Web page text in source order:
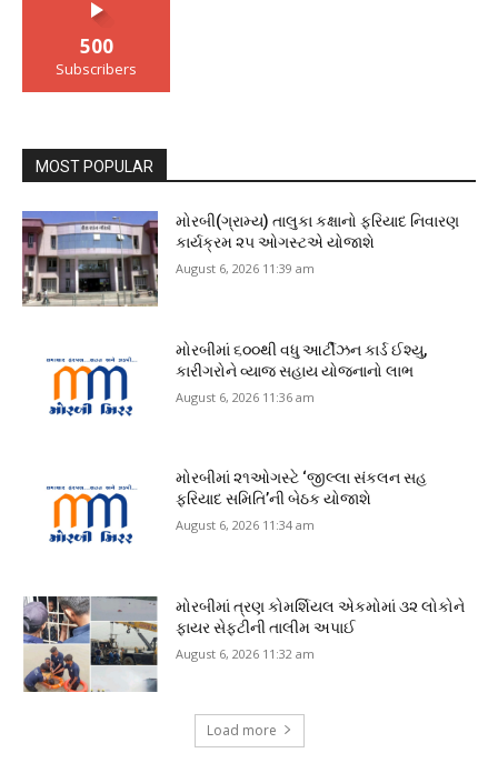
500
Subscribers
MOST POPULAR
મોરબી(ગ્રામ્ય) તાલુકા કક્ષાનો ફરિયાદ નિવારણ
કાર્યક્રમ ૨૫ ઓગસ્ટએ યોજાશે
August 6, 2026 11:39 am
મોરબીમાં ૬૦૦થી વધુ આર્ટીઝન કાર્ડ ઈશ્યુ,
કારીગરોને વ્યાજ સહાય યોજનાનો લાભ
August 6, 2026 11:36 am
મોરબીમાં ૨૧ઓગસ્ટે ‘જીલ્લા સંકલન સહ
ફરિયાદ સમિતિ’ની બેઠક યોજાશે
August 6, 2026 11:34 am
મોરબીમાં ત્રણ કોમર્શિયલ એકમોમાં ૩૨ લોકોને
ફાયર સેફ્ટીની તાલીમ અપાઈ
August 6, 2026 11:32 am
Load more